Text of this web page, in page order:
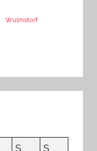
Wulmstorf
S
S